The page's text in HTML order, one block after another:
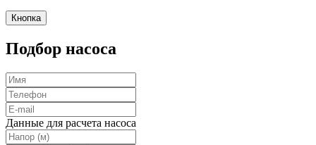
Кнопка
Подбор насоса
Данные для расчета насоса